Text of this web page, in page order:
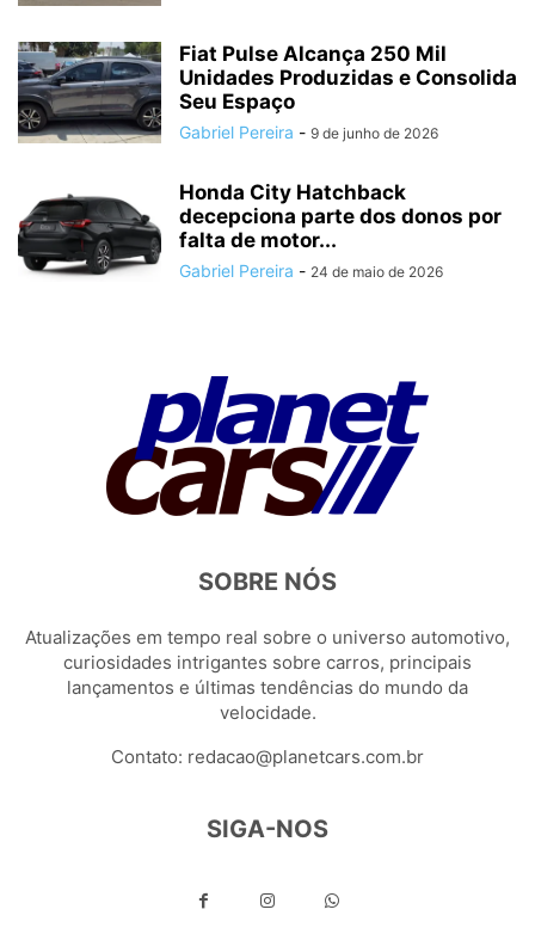
Fiat Pulse Alcança 250 Mil
Unidades Produzidas e Consolida
Seu Espaço
Gabriel Pereira - 9 de junho de 2026
Honda City Hatchback
decepciona parte dos donos por
falta de motor...
Gabriel Pereira - 24 de maio de 2026
SOBRE NÓS
Atualizações em tempo real sobre o universo automotivo,
curiosidades intrigantes sobre carros, principais
lançamentos e últimas tendências do mundo da
velocidade.
Contato: redacao@planetcars.com.br
SIGA-NOS